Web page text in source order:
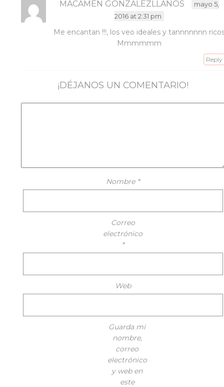
MACAMEN GONZALEZLLANOS
mayo 5,
2016 at 2:31 pm
Me encantan !!!, los veo ideales y tannnnnnn
Mmmmmm
Reply
¡DÉJANOS UN COMENTARIO!
Nombre *
Correo
electrónico
*
Web
Guarda mi
nombre,
correo
electrónico
y web en
este